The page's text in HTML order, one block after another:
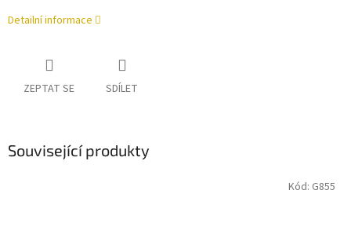
Detailní informace
ZEPTAT SE SDÍLET
Související produkty
Kód: G855